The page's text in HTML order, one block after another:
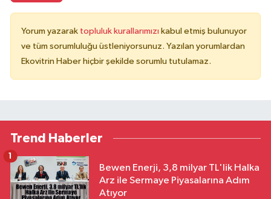
Yorum yazarak topluluk kurallarımızı kabul etmiş bulunuyor
ve tüm sorumluluğu üstleniyorsunuz. Yazılan yorumlardan
Ekovitrin Haber hiçbir şekilde sorumlu tutulamaz.
Trend Haberler
Bewen Enerji, 3,8 milyar TL'lik Halka
Arz ile Sermaye Piyasalarına Adım
Atıyor
1